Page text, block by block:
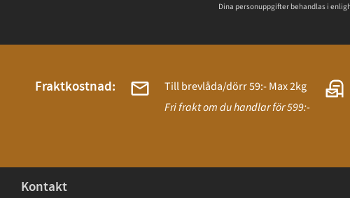
Dina personuppgifter behandlas i
Fraktkostnad:
Till brevlåda/dörr 59:- Max 2kg
Fri frakt om du handlar för 599:-
Kontakt